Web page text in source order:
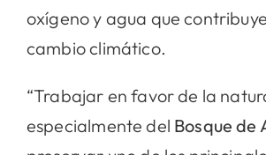
oxígeno y agua que
cambio climático.
“Trabajar en favor de la
especialmente del Bosque de